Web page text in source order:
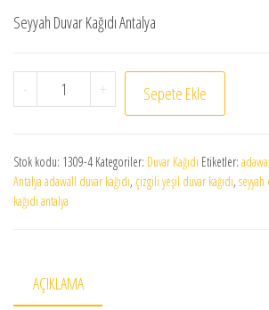
Seyyah Duvar Kağıdı Antalya
- Seyyah Duvar Kağıdı 1309-4 adet
+ Sepete Ekle
Stok kodu: 1309-4 Kategoriler: Duvar Kağıdı Etiketler:
Antalya adawall duvar kağıdı, çizgili yeşil duvar kağıdı, seyyah
kağıdı antalya
AÇIKLAMA